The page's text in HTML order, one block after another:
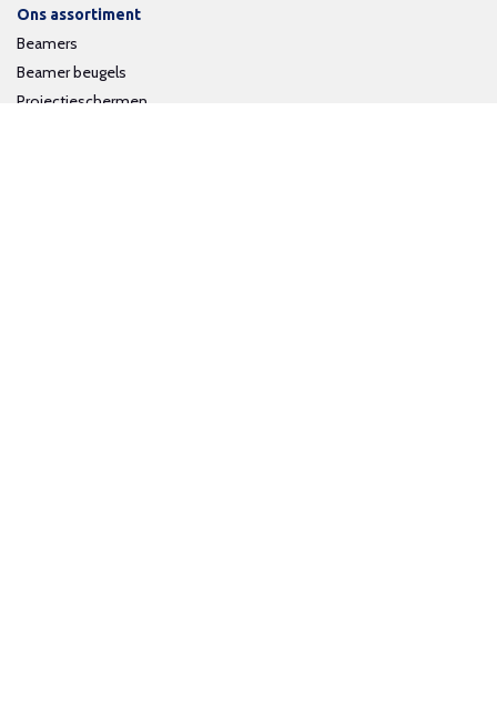
Ons assortiment
Beamers
Beamer beugels
Projectieschermen